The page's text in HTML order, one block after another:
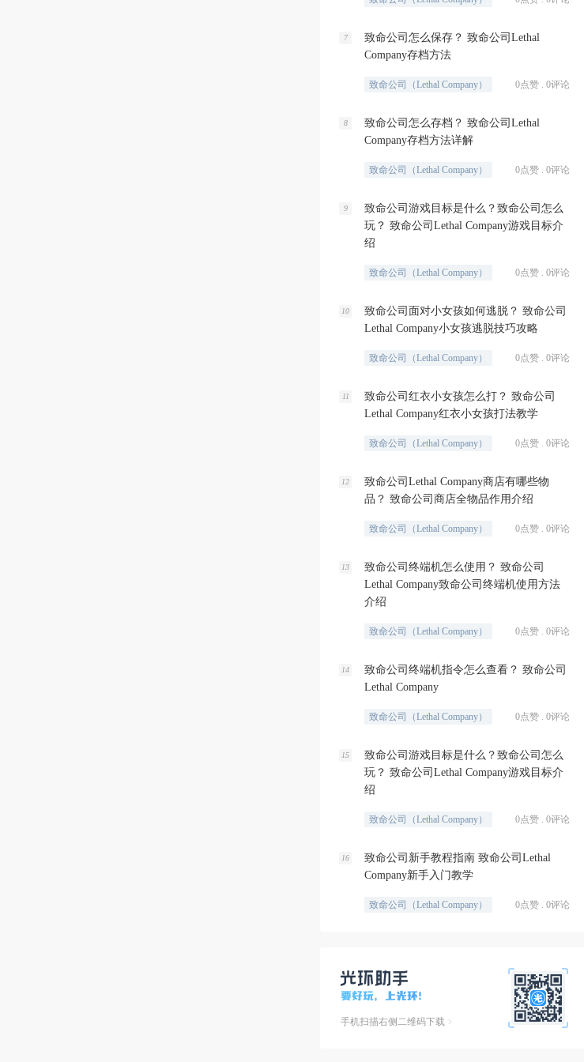
7
致命公司怎么保存？ 致命公司Lethal
Company存档方法
致命公司（Lethal Company） 0点赞 . 0评论
8
致命公司怎么存档？ 致命公司Lethal
Company存档方法详解
致命公司（Lethal Company） 0点赞 . 0评论
9
致命公司游戏目标是什么？致命公司怎么
玩？ 致命公司Lethal Company游戏目标介
绍
致命公司（Lethal Company） 0点赞 . 0评论
10
致命公司面对小女孩如何逃脱？ 致命公司
Lethal Company小女孩逃脱技巧攻略
致命公司（Lethal Company） 0点赞 . 0评论
11
致命公司红衣小女孩怎么打？ 致命公司
Lethal Company红衣小女孩打法教学
致命公司（Lethal Company） 0点赞 . 0评论
12
致命公司Lethal Company商店有哪些物
品？ 致命公司商店全物品作用介绍
致命公司（Lethal Company） 0点赞 . 0评论
13
致命公司终端机怎么使用？ 致命公司
Lethal Company致命公司终端机使用方法
介绍
致命公司（Lethal Company） 0点赞 . 0评论
14
致命公司终端机指令怎么查看？ 致命公司
Lethal Company
致命公司（Lethal Company） 0点赞 . 0评论
15
致命公司游戏目标是什么？致命公司怎么
玩？ 致命公司Lethal Company游戏目标介
绍
致命公司（Lethal Company） 0点赞 . 0评论
16
致命公司新手教程指南 致命公司Lethal
Company新手入门教学
致命公司（Lethal Company） 0点赞 . 0评论
手机扫描右侧二维码下载